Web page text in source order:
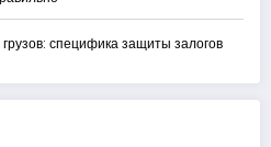
специфика защиты залогов